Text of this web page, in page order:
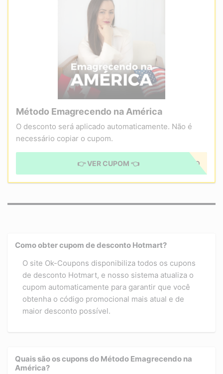
Método Emagrecendo na América
O desconto será aplicado automaticamente. Não é
necessário copiar o cupom.
CUPOM APLICADO
👉 VER CUPOM 👈
Como obter cupom de desconto Hotmart?
O site Ok-Coupons disponibiliza todos os cupons
de desconto Hotmart, e nosso sistema atualiza o
cupom automaticamente para garantir que você
obtenha o código promocional mais atual e de
maior desconto possível.
Quais são os cupons do Método Emagrecendo na
América?